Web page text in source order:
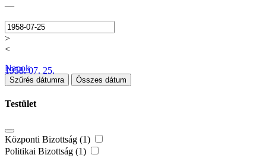
—
>
<
1958. 07. 25.
Napok
Szűrés dátumra Összes dátum
Testület
Központi Bizottság (1)
Politikai Bizottság (1)